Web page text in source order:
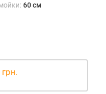
60 см
грн.